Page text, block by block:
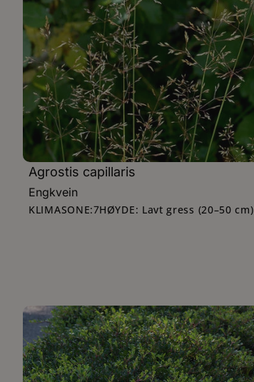
Agrostis capillaris
Engkvein
KLIMASONE:7HØYDE: Lavt gress (20–50 cm)